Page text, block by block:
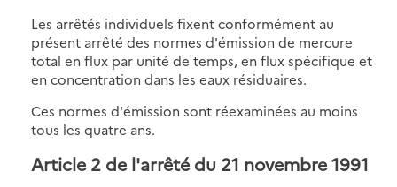
Les arrêtés individuels fixent conformément au
présent arrêté des normes d'émission de mercure
total en flux par unité de temps, en flux spécifique et
en concentration dans les eaux résiduaires.
Ces normes d'émission sont réexaminées au moins
tous les quatre ans.
Article 2 de l'arrêté du 21 novembre 1991